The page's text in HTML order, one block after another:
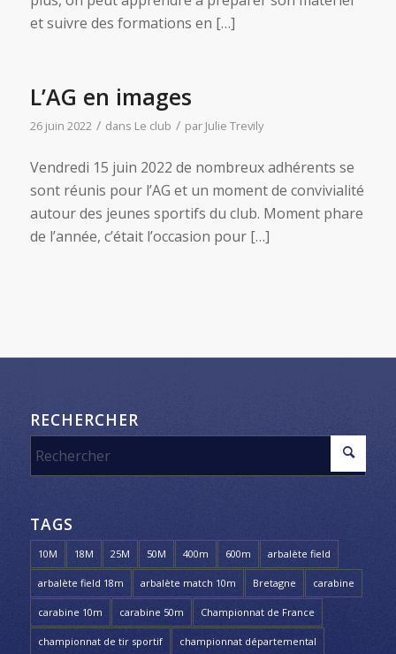
et suivre des formations en […]
L’AG en images
26 juin 2022 / dans Le club / par Julie Trevily
Vendredi 15 juin 2022 de nombreux adhérents se
sont réunis pour l’AG et un moment de convivialité
autour des jeunes sportifs du club. Moment phare
de l’année, c’était l’occasion pour […]
RECHERCHER
TAGS
10M 18M 25M 50M 400m 600m arbalète field
arbalète field 18m arbalète match 10m Bretagne carabine
carabine 10m carabine 50m Championnat de France
championnat de tir sportif championnat départemental